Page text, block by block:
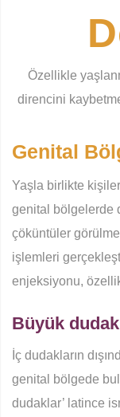
Özellikle
direncini
Genital
Yaşla birlikte
genital bölgelerde
çöküntüler
işlemleri
enjeksiyonu,
Büyük
İç dudakların
genital bölgede
dudaklar’ latince